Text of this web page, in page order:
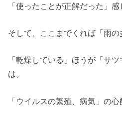
「使ったことが正解だった」感
そして、ここまでくれば「雨の
「乾燥している」ほうが「サ
は。
「ウイルスの繁殖、病気」の心